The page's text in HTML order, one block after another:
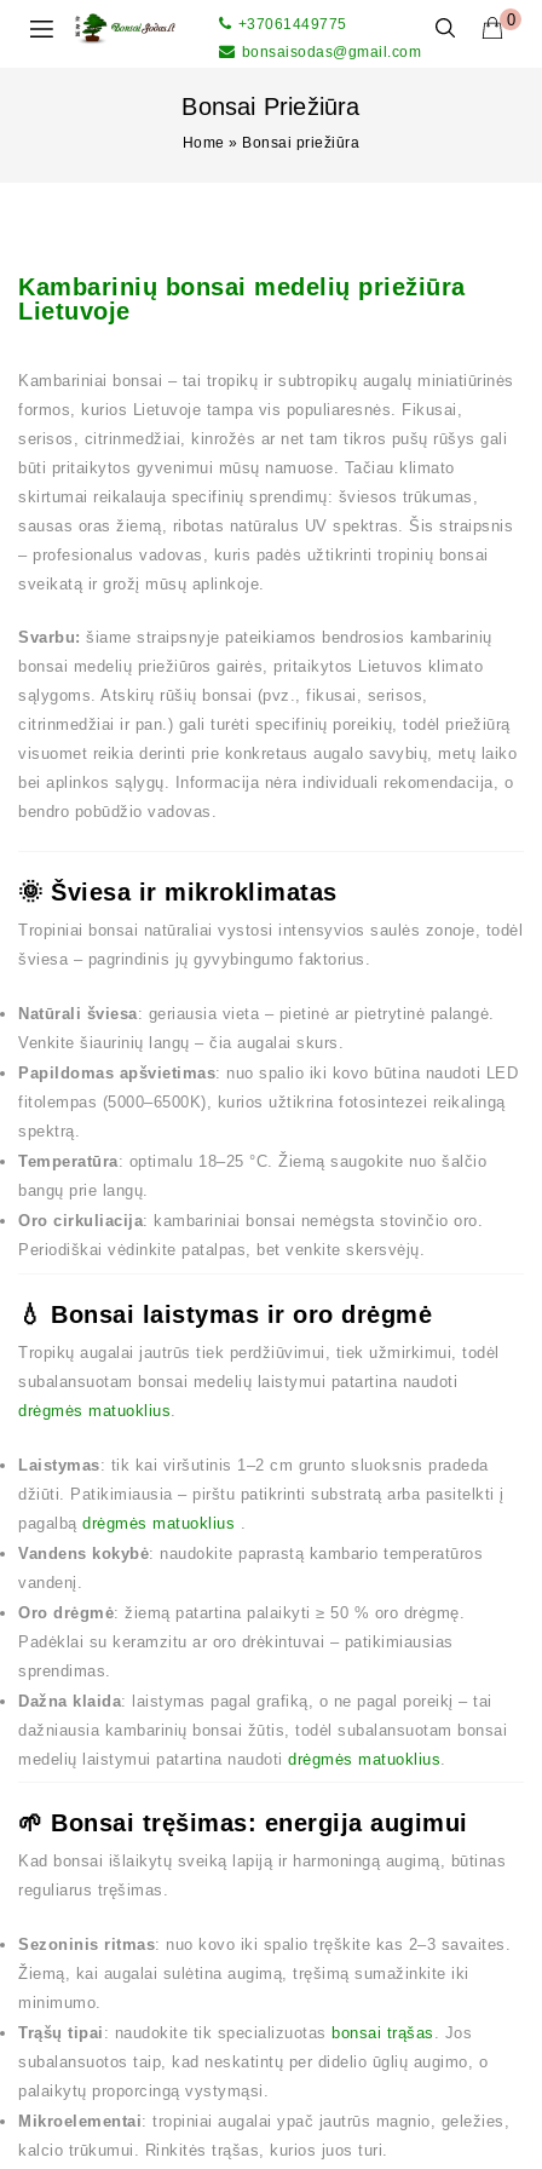
0
+37061449775
bonsaisodas@gmail.com
Bonsai Priežiūra
Home » Bonsai priežiūra
Kambarinių bonsai medelių priežiūra
Lietuvoje
Kambariniai bonsai – tai tropikų ir subtropikų augalų miniatiūrinės
formos, kurios Lietuvoje tampa vis populiaresnės. Fikusai,
serisos, citrinmedžiai, kinrožės ar net tam tikros pušų rūšys gali
būti pritaikytos gyvenimui mūsų namuose. Tačiau klimato
skirtumai reikalauja specifinių sprendimų: šviesos trūkumas,
sausas oras žiemą, ribotas natūralus UV spektras. Šis straipsnis
– profesionalus vadovas, kuris padės užtikrinti tropinių bonsai
sveikatą ir grožį mūsų aplinkoje.
Svarbu: šiame straipsnyje pateikiamos bendrosios kambarinių
bonsai medelių priežiūros gairės, pritaikytos Lietuvos klimato
sąlygoms. Atskirų rūšių bonsai (pvz., fikusai, serisos,
citrinmedžiai ir pan.) gali turėti specifinių poreikių, todėl priežiūrą
visuomet reikia derinti prie konkretaus augalo savybių, metų laiko
bei aplinkos sąlygų. Informacija nėra individuali rekomendacija, o
bendro pobūdžio vadovas.
🌞 Šviesa ir mikroklimatas
Tropiniai bonsai natūraliai vystosi intensyvios saulės zonoje, todėl
šviesa – pagrindinis jų gyvybingumo faktorius.
Natūrali šviesa: geriausia vieta – pietinė ar pietrytinė palangė.
Venkite šiaurinių langų – čia augalai skurs.
Papildomas apšvietimas: nuo spalio iki kovo būtina naudoti LED
fitolempas (5000–6500K), kurios užtikrina fotosintezei reikalingą
spektrą.
Temperatūra: optimalu 18–25 °C. Žiemą saugokite nuo šalčio
bangų prie langų.
Oro cirkuliacija: kambariniai bonsai nemėgsta stovinčio oro.
Periodiškai vėdinkite patalpas, bet venkite skersvėjų.
💧 Bonsai laistymas ir oro drėgmė
Tropikų augalai jautrūs tiek perdžiūvimui, tiek užmirkimui, todėl
subalansuotam bonsai medelių laistymui patartina naudoti
drėgmės matuoklius
Laistymas: tik kai viršutinis 1–2 cm grunto sluoksnis pradeda
džiūti. Patikimiausia – pirštu patikrinti substratą arba pasitelkti į
pagalbą drėgmės matuoklius
Vandens kokybė: naudokite paprastą kambario temperatūros
vandenį.
Oro drėgmė: žiemą patartina palaikyti ≥ 50 % oro drėgmę.
Padėklai su keramzitu ar oro drėkintuvai – patikimiausias
sprendimas.
Dažna klaida: laistymas pagal grafiką, o ne pagal poreikį – tai
dažniausia kambarinių bonsai žūtis, todėl subalansuotam bonsai
medelių laistymui patartina naudoti drėgmės matuoklius
🌱 Bonsai tręšimas: energija augimui
Kad bonsai išlaikytų sveiką lapiją ir harmoningą augimą, būtinas
reguliarus tręšimas.
Sezoninis ritmas: nuo kovo iki spalio tręškite kas 2–3 savaites.
Žiemą, kai augalai sulėtina augimą, tręšimą sumažinkite iki
minimumo.
Trąšų tipai : naudokite tik specializuotas bonsai trąšas . Jos
subalansuotos taip, kad neskatintų per didelio ūglių augimo, o
palaikytų proporcingą vystymąsi.
Mikroelementai: tropiniai augalai ypač jautrūs magnio, geležies,
kalcio trūkumui. Rinkitės trąšas, kurios juos turi.